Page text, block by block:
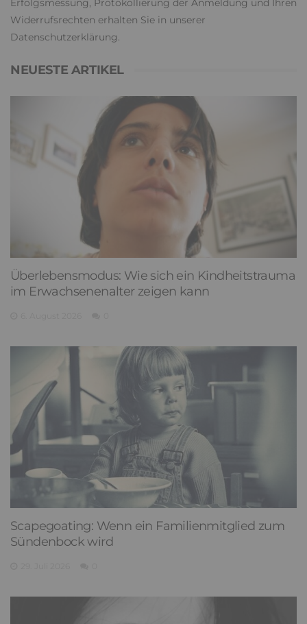
Erfolgsmessung, Protokollierung der Anmeldung und Ihren
Widerrufsrechten erhalten Sie in unserer
Datenschutzerklärung.
NEUESTE ARTIKEL
Überlebensmodus: Wie sich ein Kindheitstrauma
im Erwachsenenalter zeigen kann
Scapegoating: Wenn ein Familienmitglied zum
Sündenbock wird